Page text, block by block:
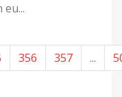
356 357 ...